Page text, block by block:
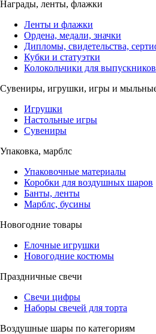
Награды, ленты, флажки
Ленты и флажки
Ордена, медали, значки
Дипломы, свидетельства,
Кубки и статуэтки
Колокольчики для выпускников
Сувениры, игрушки, игры и
Игрушки
Настольные игры
Сувениры
Упаковка, марблс
Упаковочные материалы
Коробки для воздушных шаров
Банты, ленты
Марблс, бусины
Новогодние товары
Елочные игрушки
Новогодние костюмы
Праздничные свечи
Свечи цифры
Наборы свечей для торта
Воздушные шары по категориям